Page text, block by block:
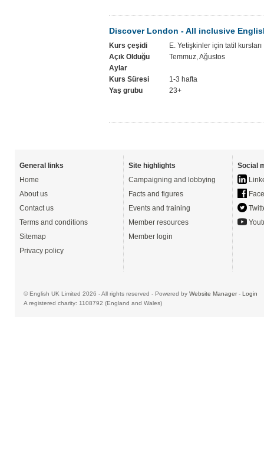
Discover London - All inclusive
Kurs çeşidi
E. Yetişkinler için tatil kursları
Açık Olduğu
Aylar
Temmuz, Ağustos
Kurs Süresi
1-3 hafta
Yaş grubu
23+
General links
Home
About us
Contact us
Terms and conditions
Sitemap
Privacy policy
Site highlights
Campaigning and lobbying
Facts and figures
Events and training
Member resources
Member login
Social
© English UK Limited 2026 - All rights reserved - Powered by Website Manager- Login
A registered charity: 1108792 (England and Wales)